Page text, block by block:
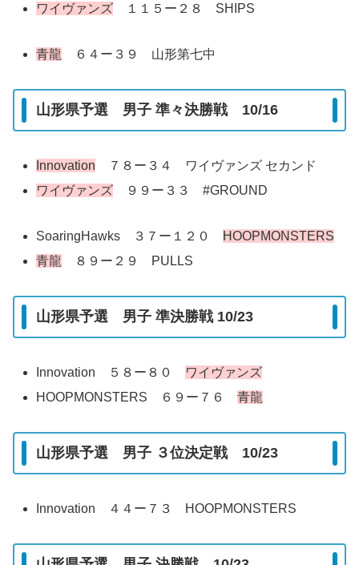
ワイヴァンズ １１５ー２８ SHIPS
青龍 ６４ー３９ 山形第七中
山形県予選 男子 準々決勝戦 10/16
Innovation ７８ー３４ ワイヴァンズ セカンド
ワイヴァンズ ９９ー３３ #GROUND
SoaringHawks ３７ー１２０
HOOPMONSTERS
青龍 ８９ー２９ PULLS
山形県予選 男子 準決勝戦 10/23
Innovation ５８ー８０
ワイヴァンズ
HOOPMONSTERS ６９ー７６青龍
山形県予選 男子 ３位決定戦 10/23
Innovation ４４ー７３ HOOPMONSTERS